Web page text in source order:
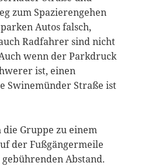
zum Spazierengehen
Autos falsch,
Radfahrer sind nicht
wenn der Parkdruck
ist, einen
Swinemünder Straße ist
Gruppe zu einem
der Fußgängermeile
Abstand.